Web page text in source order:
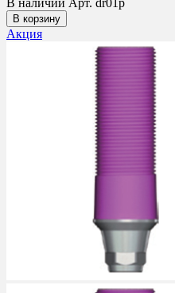
В корзину
Акция